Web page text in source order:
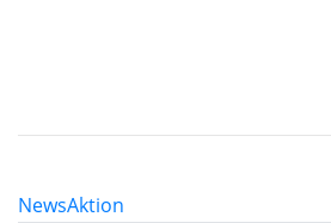
NewsAktion